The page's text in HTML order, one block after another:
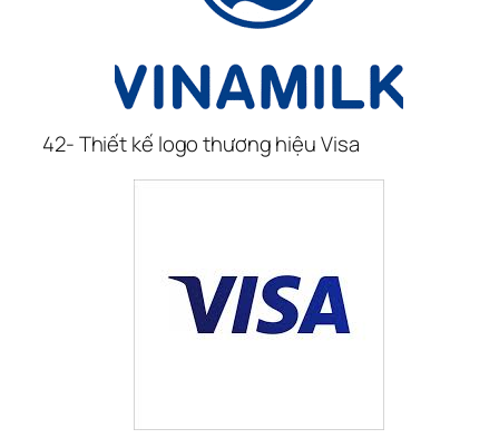
42- Thiết kế logo thương hiệu Visa